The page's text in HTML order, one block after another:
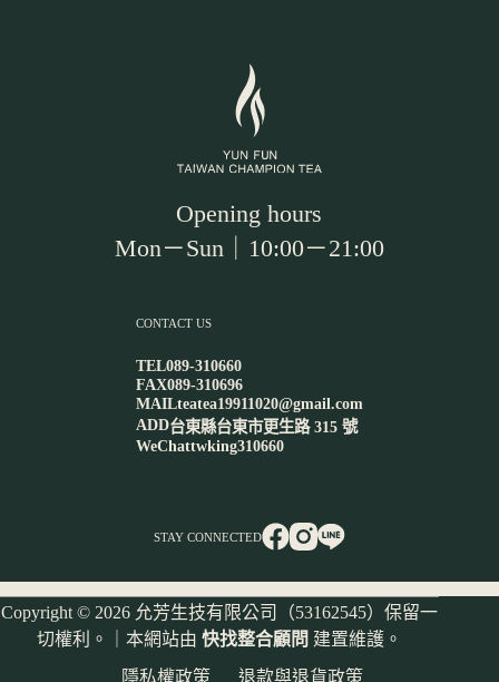
Opening hours
Mon－Sun｜10:00－21:00
CONTACT US
TEL089-310660
FAX089-310696
MAILteatea19911020@gmail.com
ADD台東縣台東市更生路 315 號
WeChattwking310660
STAY CONNECTED
Copyright © 2026 允芳生技有限公司（53162545）保留一
切權利。｜本網站由快找整合顧問 建置維護。
隱私權政策
退款與退貨政策